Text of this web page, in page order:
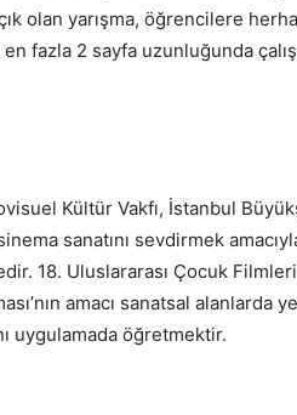
olan yarışma, öğrencilere
fazla 2 sayfa uzunluğunda
Kültür Vakfı, İstanbul
sanatını sevdirmek
18. Uluslararası Çocuk
amacı sanatsal
uygulamada öğretmektir.